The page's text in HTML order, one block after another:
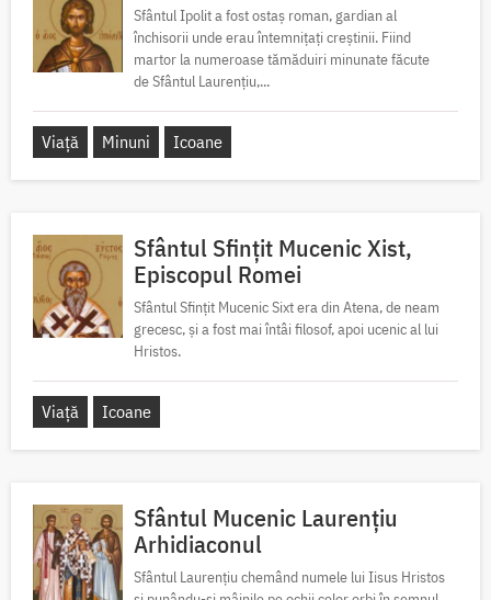
Sfântul Ipolit a fost ostaș roman, gardian al
închisorii unde erau întemnițați creștinii. Fiind
martor la numeroase tămăduiri minunate făcute
de Sfântul Laurențiu,...
Viață Minuni Icoane
Sfântul Sfințit Mucenic Xist,
Episcopul Romei
Sfântul Sfințit Mucenic Sixt era din Atena, de neam
grecesc, și a fost mai întâi filosof, apoi ucenic al lui
Hristos.
Viață Icoane
Sfântul Mucenic Laurențiu
Arhidiaconul
Sfântul Laurențiu chemând numele lui Iisus Hristos